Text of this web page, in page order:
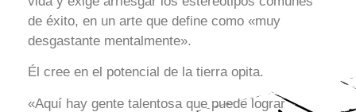
de éxito, en un arte que define como «muy
desgastante mentalmente».
Él cree en el potencial de la tierra opita.
«Aquí hay gente talentosa que puede lograr